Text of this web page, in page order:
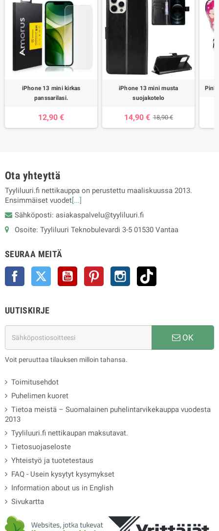
iPhone 13 mini kirkas
panssarilasi.
12,90 €
iPhone 13 mini musta
suojakotelo
14,90 € 18,90 €
Ota yhteyttä
Tyyliluuri.fi nettikauppa on perustettu maaliskuussa 2013.
Ensimmäiset vuodet[...]
Sähköposti: asiakaspalvelu@tyyliluuri.fi
Osoite: Tyyliluuri Teknobulevardi 3-5 01530 Vantaa
SEURAA MEITÄ
Facebook Twitter YouTube Pinterest Instagram
UUTISKIRJE
OK
Voit peruuttaa tilauksen milloin tahansa.
Toimitusehdot
Puhelimen kuoret
Tietoa meistä – Suomalainen puhelintarvikekauppa vuodesta
2013
Tyyliluuri.fi nettikaupan maksutavat.
Tietosuojaseloste
Yhteistyö ja tuotetestaus
FAQ - Usein kysytyt kysymykset
Information about us in English
Sivukartta